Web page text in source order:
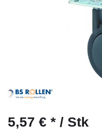
5,57 € * / Stk